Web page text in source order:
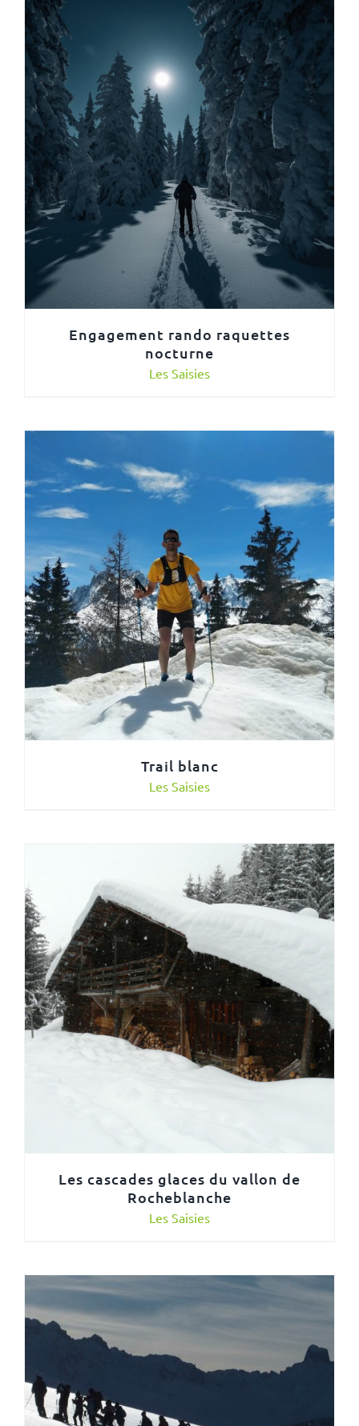
Engagement rando raquettes
nocturne
Les Saisies
Trail blanc
Les Saisies
Les cascades glaces du vallon de
Rocheblanche
Les Saisies